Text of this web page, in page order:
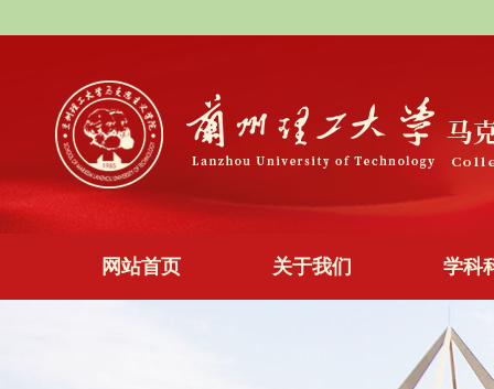
网站首页 关于我们 学科